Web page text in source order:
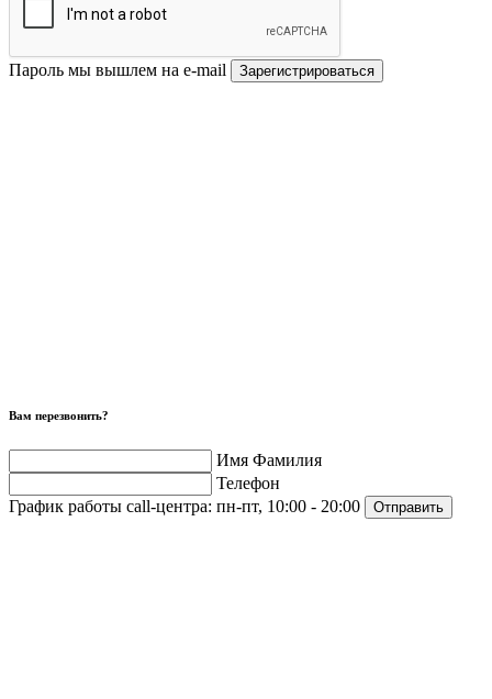
Пароль мы вышлем на e-mail Зарегистрироваться
Вам перезвонить?
Имя Фамилия
Телефон
График работы call-центра: пн-пт, 10:00 - 20:00 Отправить